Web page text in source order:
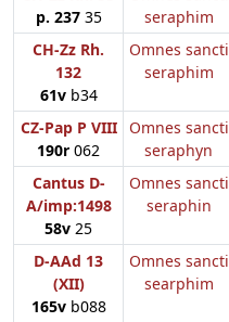
p. 23735
seraphim
CH-Zz Rh.
132
61vb34
Omnes sancti
seraphim
CZ-Pap P VIII
190r 062
Omnes sancti
seraphyn
Cantus D-
A/imp:1498
58v 25
Omnes sancti
seraphin
D-AAd 13
(XII)
165vb088
Omnes sancti
searphim